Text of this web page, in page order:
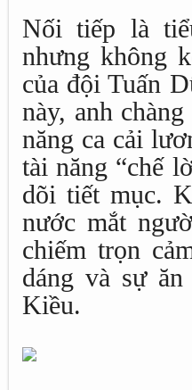
Nối tiếp là
nhưng không
của đội Tuấn
này, anh
năng ca cải
tài năng “chế
dõi tiết mục.
nước mắt
chiếm trọn
dáng và sự
Kiều.